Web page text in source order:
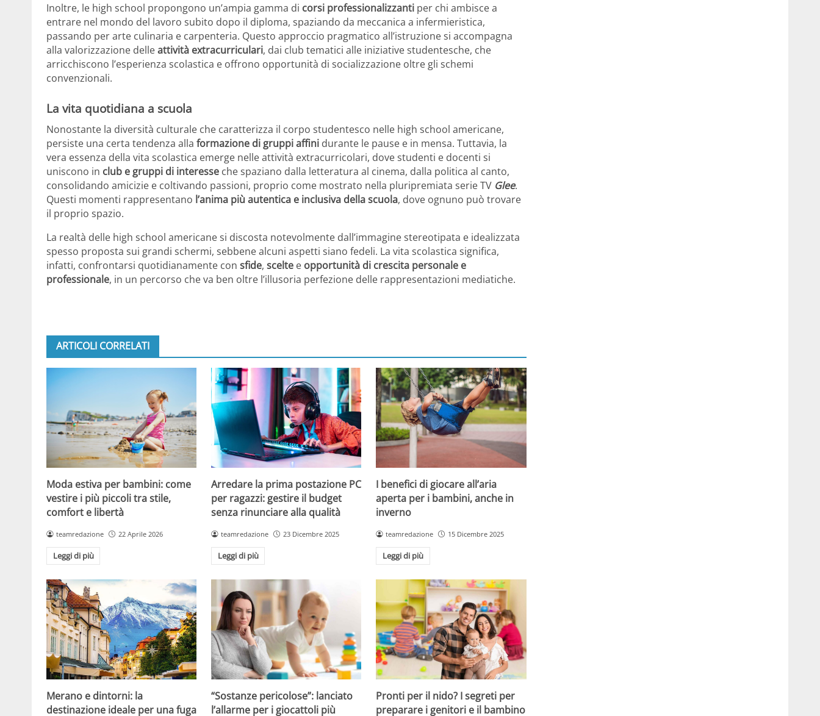
Inoltre, le high school propongono un’ampia gamma di corsi professionalizzanti per chi ambisce a
entrare nel mondo del lavoro subito dopo il diploma, spaziando da meccanica a infermieristica,
passando per arte culinaria e carpenteria. Questo approccio pragmatico all’istruzione si accompagna
alla valorizzazione delleattività extracurriculari, dai club tematici alle iniziative studentesche, che
arricchiscono l’esperienza scolastica e offrono opportunità di socializzazione oltre gli schemi
convenzionali.
La vita quotidiana a scuola
Nonostante la diversità culturale che caratterizza il corpo studentesco nelle high school americane,
persiste una certa tendenza alla formazione di gruppi affini durante le pause e in mensa. Tuttavia, la
vera essenza della vita scolastica emerge nelle attività extracurricolari, dove studenti e docenti si
uniscono in club e gruppi di interesse che spaziano dalla letteratura al cinema, dalla politica al canto,
consolidando amicizie e coltivando passioni, proprio come mostrato nella pluripremiata serie TV Glee.
Questi momenti rappresentano l’anima più autentica e inclusiva della scuola, dove ognuno può trovare
il proprio spazio.
La realtà delle high school americane si discosta notevolmente dall’immagine stereotipata e idealizzata
spesso proposta sui grandi schermi, sebbene alcuni aspetti siano fedeli. La vita scolastica significa,
infatti, confrontarsi quotidianamente con sfide, scelte e opportunità di crescita personale e
professionale, in un percorso che va ben oltre l’illusoria perfezione delle rappresentazioni mediatiche.
ARTICOLI CORRELATI
Moda estiva per bambini: come
vestire i più piccoli tra stile,
comfort e libertà
teamredazione 22 Aprile 2026
Leggi di più
Arredare la prima postazione PC
per ragazzi: gestire il budget
senza rinunciare alla qualità
teamredazione 23 Dicembre 2025
Leggi di più
I benefici di giocare all’aria
aperta per i bambini, anche in
inverno
teamredazione 15 Dicembre 2025
Leggi di più
Merano e dintorni: la
destinazione ideale per una fuga
“Sostanze pericolose”: lanciato
l’allarme per i giocattoli più
Pronti per il nido? I segreti per
preparare i genitori e il bambino